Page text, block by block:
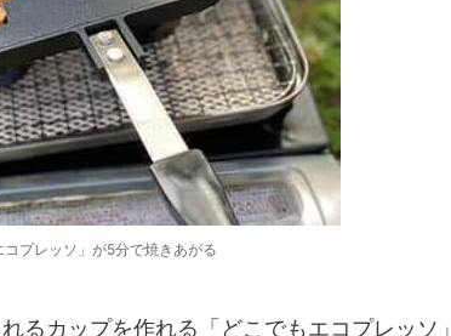
プレッソ」が5分で焼きあがる
るカップを作れる「どこでもエコプレッソ」